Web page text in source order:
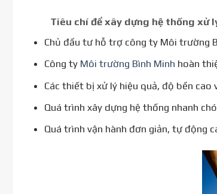
Tiêu chí để xây dựng hệ thống xử
Chủ đầu tư hỗ trợ công ty Môi trường
Công ty Môi trường Bình Minh hoàn
Các thiết bị xử lý hiệu quả, độ bền cao
Quá trình xây dựng hệ thống nhanh
Quá trình vận hành đơn giản, tự động